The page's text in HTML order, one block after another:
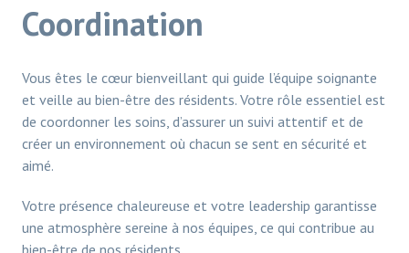
Coordination
Vous êtes le cœur bienveillant qui guide l’équipe soignante
et veille au bien-être des résidents. Votre rôle essentiel est
de coordonner les soins, d’assurer un suivi attentif et de
créer un environnement où chacun se sent en sécurité et
aimé.
Votre présence chaleureuse et votre leadership garantisse
une atmosphère sereine à nos équipes, ce qui contribue au
bien-être de nos résidents.